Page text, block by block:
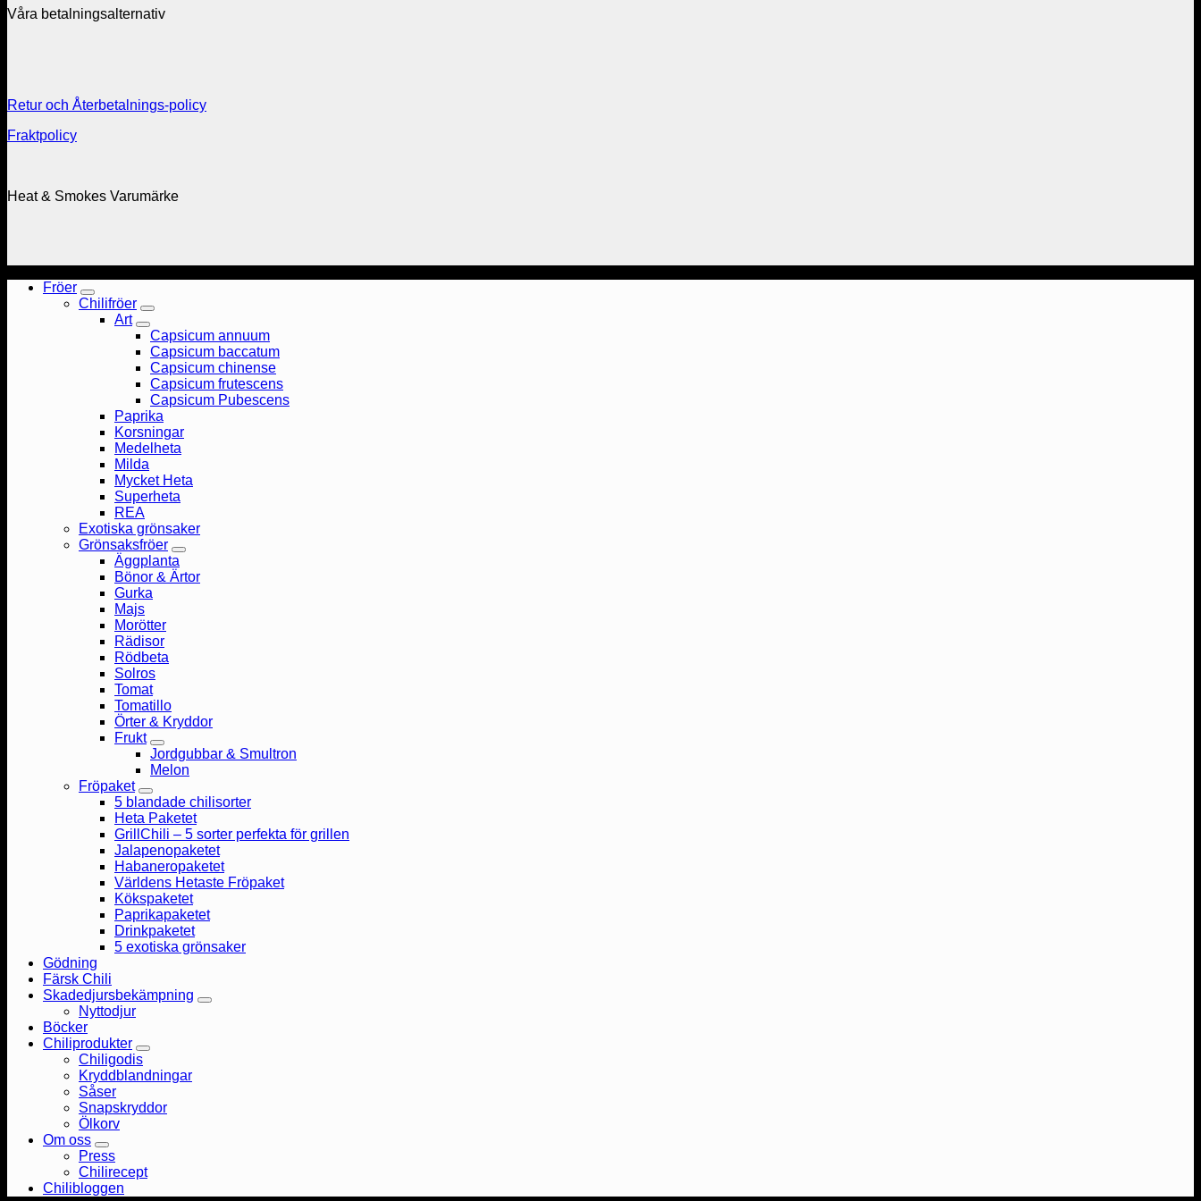
Våra betalningsalternativ
Retur och Återbetalnings-policy
Fraktpolicy
Heat & Smokes Varumärke
Fröer
Chilifröer
Art
Capsicum annuum
Capsicum baccatum
Capsicum chinense
Capsicum frutescens
Capsicum Pubescens
Paprika
Korsningar
Medelheta
Milda
Mycket Heta
Superheta
REA
Exotiska grönsaker
Grönsaksfröer
Äggplanta
Bönor & Ärtor
Gurka
Majs
Morötter
Rädisor
Rödbeta
Solros
Tomat
Tomatillo
Örter & Kryddor
Frukt
Jordgubbar & Smultron
Melon
Fröpaket
5 blandade chilisorter
Heta Paketet
GrillChili – 5 sorter perfekta för grillen
Jalapenopaketet
Habaneropaketet
Världens Hetaste Fröpaket
Kökspaketet
Paprikapaketet
Drinkpaketet
5 exotiska grönsaker
Gödning
Färsk Chili
Skadedjursbekämpning
Nyttodjur
Böcker
Chiliprodukter
Chiligodis
Kryddblandningar
Såser
Snapskryddor
Ölkorv
Om oss
Press
Chilirecept
Chilibloggen